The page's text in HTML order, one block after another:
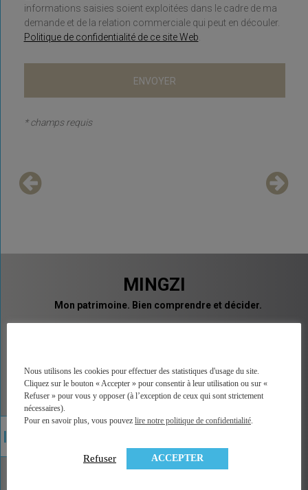
informations saisies soient exploitées dans le cadre de ma
demande et de la relation commerciale qui peut en découler.
Politique de confidentialité de ce site Web
* champs requis
MINGZI
Mon patrimoine. Bien comprendre et décider.
direct à la bonne information, à une analyse factuelle
de plus de 350 contrats du marché, et sans arrière
pensée car MINGZI ne vend ni conseil ni placement.
MINGZI existe pour éclairer votre route, pour vous
rendre le choix et la décision plus faciles et plus
sereins.
Nous utilisons les cookies pour effectuer des statistiques d'usage du site.
Cliquez sur le bouton « Accepter » pour consentir à leur utilisation ou sur «
Refuser » pour vous y opposer (à l’exception de ceux qui sont strictement
nécessaires).
Pour en savoir plus, vous pouvez lire notre politique de confidentialité
Refuser ACCEPTER